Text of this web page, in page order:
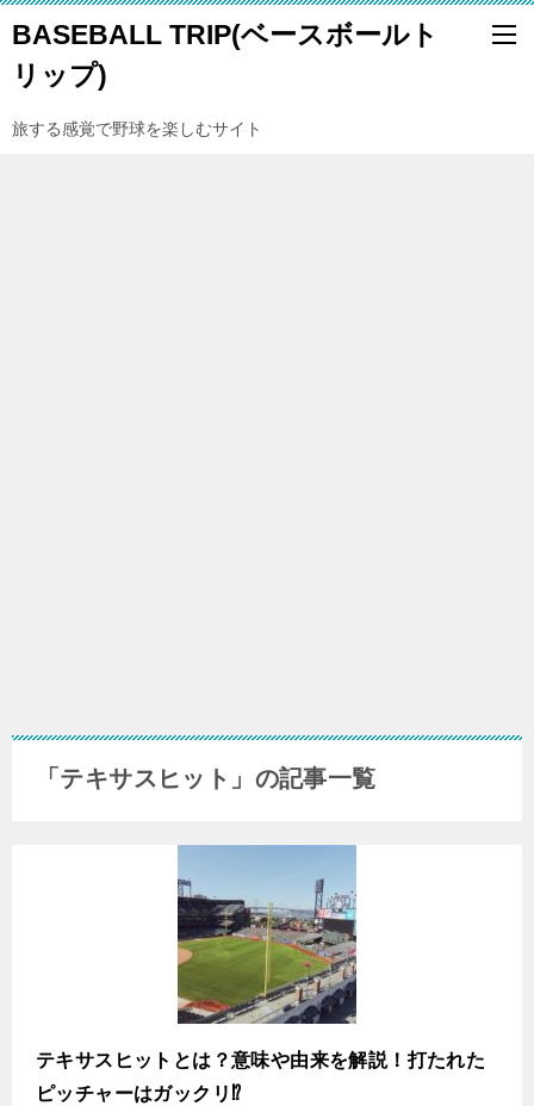
BASEBALL TRIP(ベースボールト
リップ)
旅する感覚で野球を楽しむサイト
「テキサスヒット」の記事一覧
テキサスヒットとは？意味や由来を解説！打たれた
ピッチャーはガックリ⁉